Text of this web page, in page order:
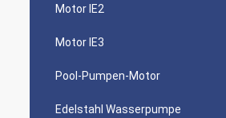
Motor IE2
Motor IE3
Pool-Pumpen-Motor
Edelstahl Wasserpumpe